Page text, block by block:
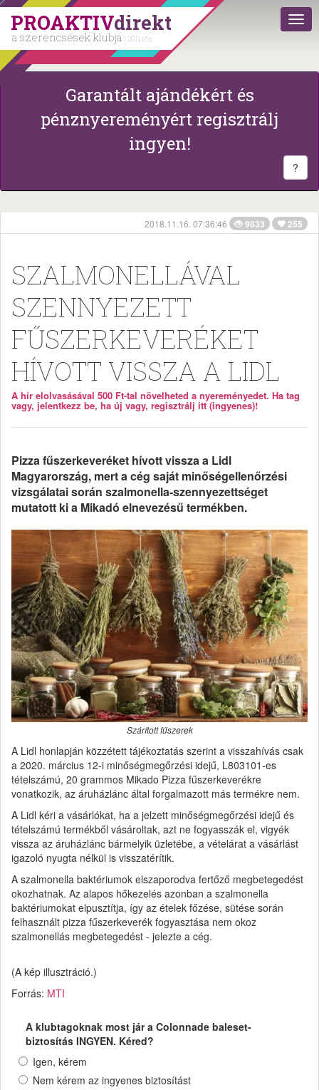
PROAKTIVdirekt
a szerencsések klubja | 2011 óta
Garantált ajándékért és
pénznyereményért regisztrálj
ingyen!
?
2018.11.16. 07:36:46 9833 255
SZALMONELLÁVAL
SZENNYEZETT
FŰSZERKEVERÉKET
HÍVOTT VISSZA A LIDL
A hír elolvasásával 500 Ft-tal növelheted a nyereményedet. Ha tag
vagy, jelentkezz be, ha új vagy, regisztrálj itt (ingyenes)!
Pizza fűszerkeveréket hívott vissza a Lidl
Magyarország, mert a cég saját minőségellenőrzési
vizsgálatai során szalmonella-szennyezettséget
mutatott ki a Mikadó elnevezésű termékben.
Szárított fűszerek
A Lidl honlapján közzétett tájékoztatás szerint a visszahívás csak
a 2020. március 12-i minőségmegőrzési idejű, L803101-es
tételszámú, 20 grammos Mikado Pizza fűszerkeverékre
vonatkozik, az áruházlánc által forgalmazott más termékre nem.
A Lidl kéri a vásárlókat, ha a jelzett minőségmegőrzési idejű és
tételszámú termékből vásároltak, azt ne fogyasszák el, vigyék
vissza az áruházlánc bármelyik üzletébe, a vételárat a vásárlást
igazoló nyugta nélkül is visszatérítik.
A szalmonella baktériumok elszaporodva fertőző megbetegedést
okozhatnak. Az alapos hőkezelés azonban a szalmonella
baktériumokat elpusztítja, így az ételek főzése, sütése során
felhasznált pizza fűszerkeverék fogyasztása nem okoz
szalmonellás megbetegedést - jelezte a cég.
(A kép illusztráció.)
Forrás: MTI
A klubtagoknak most jár a Colonnade baleset-
biztosítás INGYEN. Kéred?
Igen, kérem
Nem kérem az ingyenes biztosítást